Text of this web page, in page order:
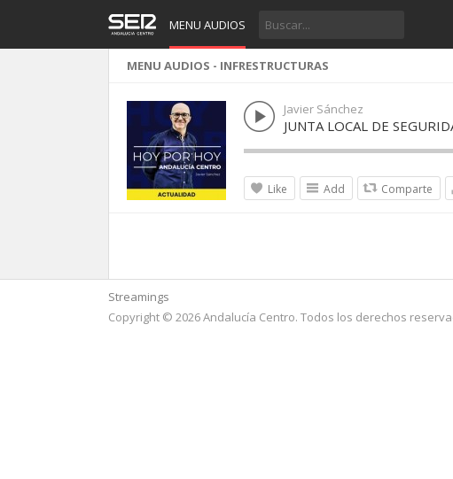
MENU AUDIOS
MENU AUDIOS - INFRESTRUCTURAS
Javier Sánchez
JUNTA LOCAL DE
Like Add Comparte
Streamings
Copyright © 2026 Andalucía Centro. Todos los derechos